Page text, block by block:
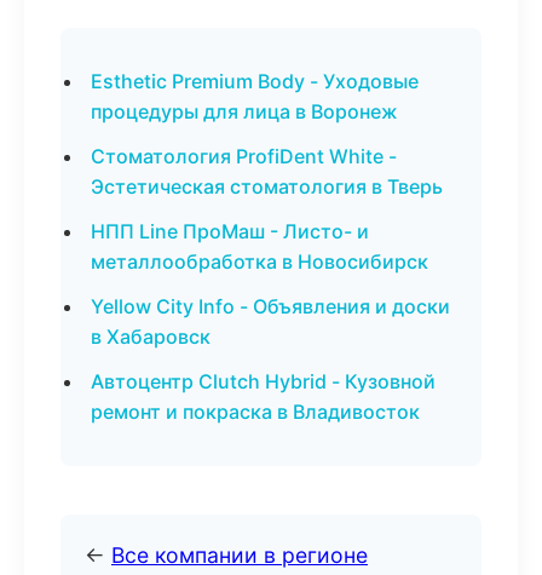
Esthetic Premium Body - Уходовые
процедуры для лица в Воронеж
Стоматология ProfiDent White -
Эстетическая стоматология в Тверь
НПП Line ПроМаш - Листо- и
металлообработка в Новосибирск
Yellow City Info - Объявления и доски
в Хабаровск
Автоцентр Clutch Hybrid - Кузовной
ремонт и покраска в Владивосток
← Все компании в регионе